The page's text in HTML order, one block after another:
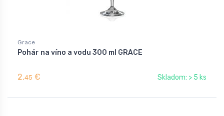
Grace
Pohár na víno a vodu 300 ml GRACE
2,45 € Skladom: > 5 ks